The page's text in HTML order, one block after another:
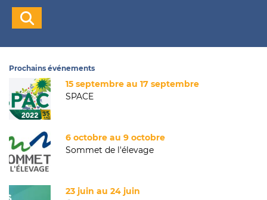
Prochains événements
15 septembre au 17 septembre
SPACE
6 octobre au 9 octobre
Sommet de l'élevage
23 juin au 24 juin